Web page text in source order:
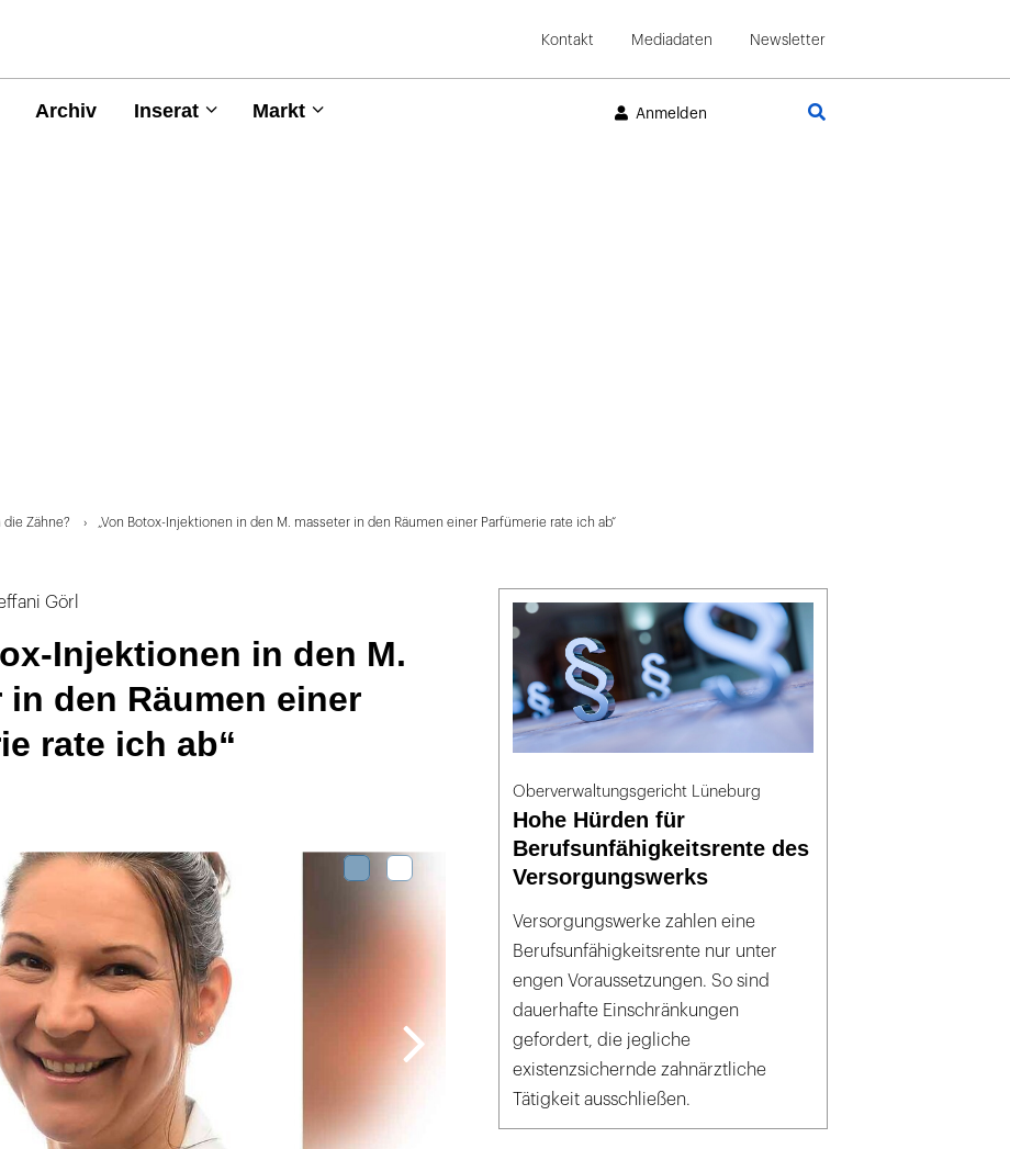
Kontakt Mediadaten Newsletter
Archiv Inserat Markt Anmelden
die Zähne? „Von Botox-Injektionen in den M. masseter in den Räumen einer Parfümerie rate ich ab“
Görl
Injektionen in den M.
in den Räumen einer
rate ich ab“
Oberverwaltungsgericht Lüneburg
Hohe Hürden für
Berufsunfähigkeitsrente des
Versorgungswerks
Versorgungswerke zahlen eine
Berufsunfähigkeitsrente nur unter
engen Voraussetzungen. So sind
dauerhafte Einschränkungen
gefordert, die jegliche
existenzsichernde zahnärztliche
Tätigkeit ausschließen.